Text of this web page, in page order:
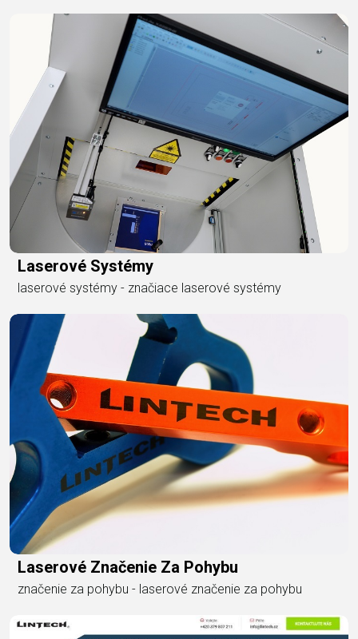
Laserové Systémy
laserové systémy - značiace laserové systémy
Laserové Značenie Za Pohybu
značenie za pohybu - laserové značenie za pohybu